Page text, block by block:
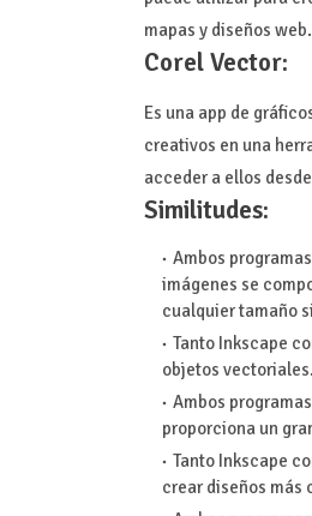
mapas y diseños web.
Corel Vector:
Es una app de
creativos en una
acceder a ellos
Similitudes:
Ambos
imágenes se
cualquier tamaño
Tanto Inkscape
objetos
Ambos
proporciona un
Tanto Inkscape
crear diseños más